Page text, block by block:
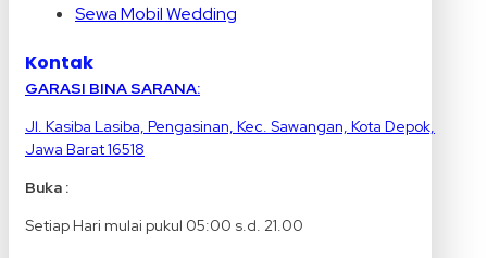
Sewa Mobil Wedding
Kontak
GARASI BINA SARANA:
Jl. Kasiba Lasiba, Pengasinan, Kec. Sawangan, Kota Depok,
Jawa Barat 16518
Buka :
Setiap Hari mulai pukul 05:00 s.d. 21.00